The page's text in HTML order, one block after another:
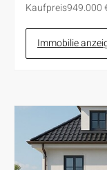
Kaufpreis949.000
Immobilie